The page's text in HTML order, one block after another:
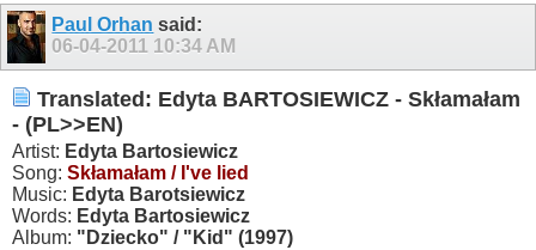
Paul Orhan said:
06-04-2011 10:34 AM
Translated: Edyta BARTOSIEWICZ - Skłamałam
- (PL>>EN)
Artist: Edyta Bartosiewicz
Song: Skłamałam / I've lied
Music: Edyta Barotsiewicz
Words: Edyta Bartosiewicz
Album: "Dziecko" / "Kid" (1997)